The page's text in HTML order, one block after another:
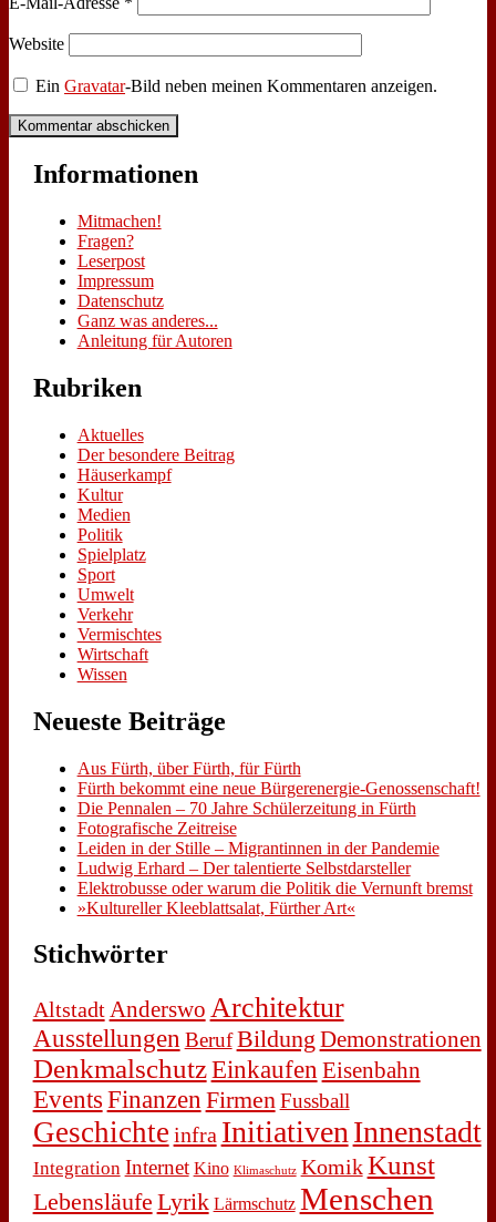
Website
EinGravatar-Bild neben meinen Kommentaren anzeigen.
In­for­ma­tio­nen
Mit­ma­chen!
Fra­gen?
Le­ser­post
Im­pres­sum
Da­ten­schutz
Ganz was an­de­res...
An­lei­tung für Au­toren
Ru­bri­ken
Aktuelles
Der besondere Beitrag
Häuserkampf
Kultur
Medien
Politik
Spielplatz
Sport
Umwelt
Verkehr
Vermischtes
Wirtschaft
Wissen
Neue­ste Bei­trä­ge
Aus Fürth, über Fürth, für Fürth
Fürth be­kommt ei­ne neue Bür­ger­en­er­gie-Ge­nos­sen­schaft!
Die Pen­na­len – 70 Jah­re Schü­ler­zei­tung in Fürth
Fo­to­gra­fi­sche Zeit­rei­se
Lei­den in der Stil­le – Mi­gran­tin­nen in der Pan­de­mie
Lud­wig Er­hard – Der ta­len­tier­te Selbst­dar­stel­ler
Elek­tro­bus­se oder war­um die Po­li­tik die Ver­nunft bremst
»Kul­tu­rel­ler Klee­blatt­sa­lat, Für­ther Art«
Stich­wör­ter
Altstadt Anderswo Architektur
Ausstellungen Beruf Bildung Demonstrationen
DenkmalschutzEinkaufen Eisenbahn
Events Finanzen Firmen Fussball
Geschichte infra InitiativenInnenstadt
Integration Internet Kino Klimaschutz Komik Kunst
Lebensläufe Lyrik Lärmschutz Menschen